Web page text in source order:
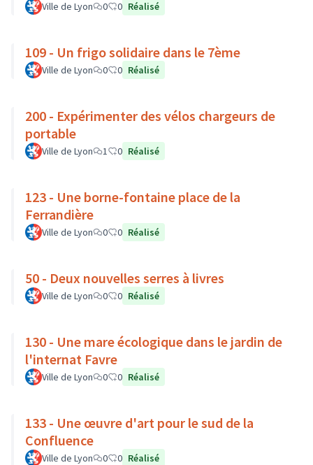
Ville de Lyon 0 0 Réalisé
109 - Un frigo solidaire dans le 7ème
Ville de Lyon 0 0 Réalisé
200 - Expérimenter des vélos chargeurs de
portable
Ville de Lyon 1 0 Réalisé
123 - Une borne-fontaine place de la
Ferrandière
Ville de Lyon 0 0 Réalisé
50 - Deux nouvelles serres à livres
Ville de Lyon 0 0 Réalisé
130 - Une mare écologique dans le jardin de
l'internat Favre
Ville de Lyon 0 0 Réalisé
133 - Une œuvre d'art pour le sud de la
Confluence
Ville de Lyon 0 0 Réalisé